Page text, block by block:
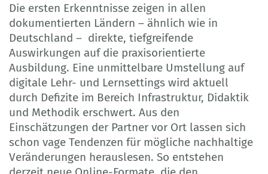
Die ersten Erkenntnisse zeigen in allen
dokumentierten Ländern – ähnlich wie in
Deutschland – direkte, tiefgreifende
Auswirkungen auf die praxisorientierte
Ausbildung. Eine unmittelbare Umstellung auf
digitale Lehr- und Lernsettings wird aktuell
durch Defizite im Bereich Infrastruktur, Didaktik
und Methodik erschwert. Aus den
Einschätzungen der Partner vor Ort lassen sich
schon vage Tendenzen für mögliche nachhaltige
Veränderungen herauslesen. So entstehen